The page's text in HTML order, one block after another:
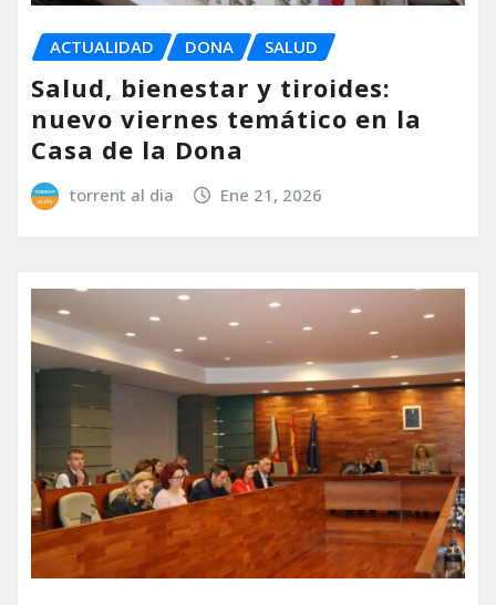
ACTUALIDAD DONA SALUD
Salud, bienestar y tiroides:
nuevo viernes temático en la
Casa de la Dona
torrent al dia Ene 21, 2026